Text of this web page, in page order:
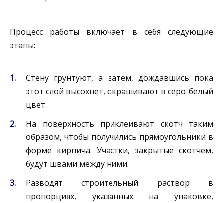
Процесс работы включает в себя следующие
этапы:
Стену грунтуют, а затем, дождавшись пока
этот слой высохнет, окрашивают в серо-белый
цвет.
На поверхность приклеивают скотч таким
образом, чтобы получились прямоугольники в
форме кирпича. Участки, закрытые скотчем,
будут швами между ними.
Разводят строительный раствор в
пропорциях, указанных на упаковке,